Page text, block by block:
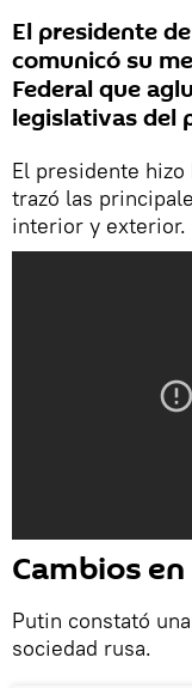
El presidente
comunicó su
Federal que
legislativas del
El presidente
trazó las
interior y exterior.
Cambios
Putin constató
sociedad rusa.